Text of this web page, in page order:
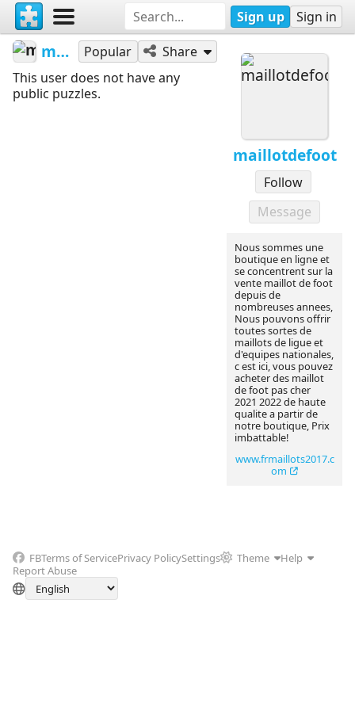
Sign up Sign in
maillotdefoot
Follow
Message
Nous sommes une
boutique en ligne et
se concentrent sur la
vente maillot de foot
depuis de
nombreuses annees,
Nous pouvons offrir
toutes sortes de
maillots de ligue et
d'equipes nationales,
c est ici, vous pouvez
acheter des maillot
de foot pas cher
2021 2022 de haute
qualite a partir de
notre boutique, Prix
imbattable!
www.frmaillots2017.c
om
maillotdefoot Popular
Share
This user does not have any
public puzzles.
FBTerms of ServicePrivacy PolicySettings Theme
Help
Report Abuse